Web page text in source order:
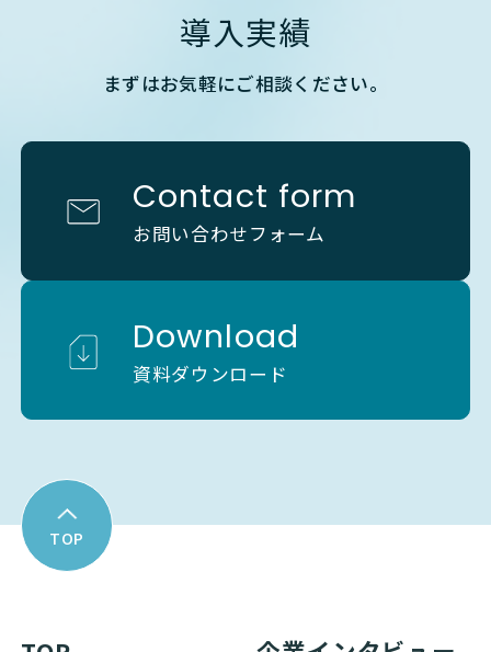
導入実績
まずはお気軽にご相談ください。
Contact form
お問い合わせフォーム
Download
資料ダウンロード
TOP